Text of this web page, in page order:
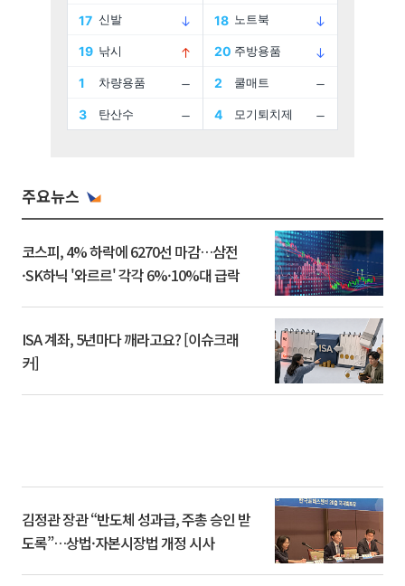
주요뉴스
코스피, 4% 하락에 6270선 마감…삼전
·SK하닉 '와르르' 각각 6%·10%대 급락
ISA 계좌, 5년마다 깨라고요? [이슈크래
커]
김정관 장관 “반도체 성과급, 주총 승인 받
도록”…상법·자본시장법 개정 시사